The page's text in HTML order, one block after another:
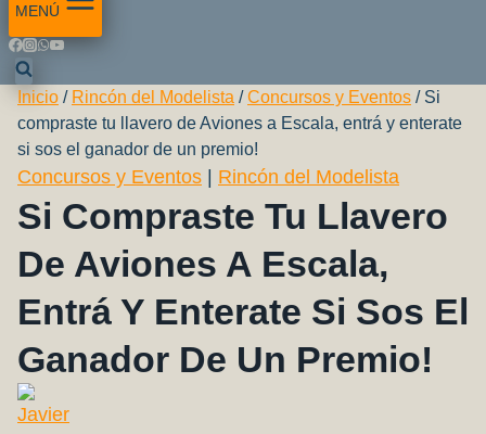
MENÚ
Inicio / Rincón del Modelista / Concursos y Eventos / Si
compraste tu llavero de Aviones a Escala, entrá y enterate
si sos el ganador de un premio!
Concursos y Eventos Rincón del Modelista
Si Compraste Tu Llavero
De Aviones A Escala,
Entrá Y Enterate Si Sos El
Ganador De Un Premio!